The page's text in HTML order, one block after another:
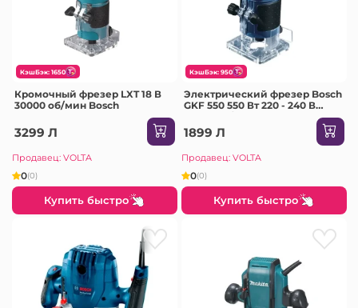
КэшБэк: 1650
Кромочный фрезер LXT 18 В
30000 об/мин Bosch
3299 Л
Продавец: VOLTA
0(0)
Купить быстро
КэшБэк: 950
Электрический фрезер Bosch
GKF 550 550 Вт 220 - 240 В
1899 Л
Продавец: VOLTA
0(0)
Купить быстро